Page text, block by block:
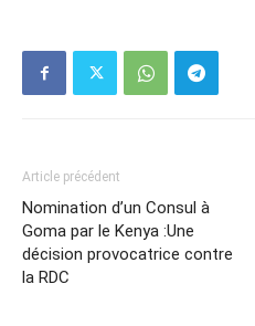
Article précédent
Nomination d’un Consul à
Goma par le Kenya :Une
décision provocatrice contre
la RDC